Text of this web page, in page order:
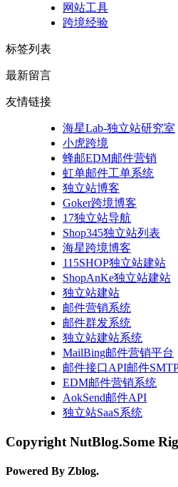
网站工具
跨境经验
标签列表
最新留言
友情链接
海星Lab-独立站研究室
小虎跨境
蜂邮EDM邮件营销
虹单邮件工单系统
独立站博客
Goker跨境博客
17独立站导航
Shop345独立站列表
海星跨境博客
115SHOP独立站建站
ShopAnKe独立站建站
独立站建站
邮件营销系统
邮件群发系统
独立站建站系统
MailBing邮件营销平台
邮件接口API邮件
EDM邮件营销系统
AokSend邮件API
独立站SaaS系统
Copyright NutBlog.Some
Powered By Zblog.